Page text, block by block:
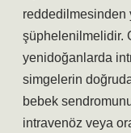
reddedilmesinden
şüphelenilmelidir.
yenidoğanlarda
simgelerin
bebek
intravenöz veya